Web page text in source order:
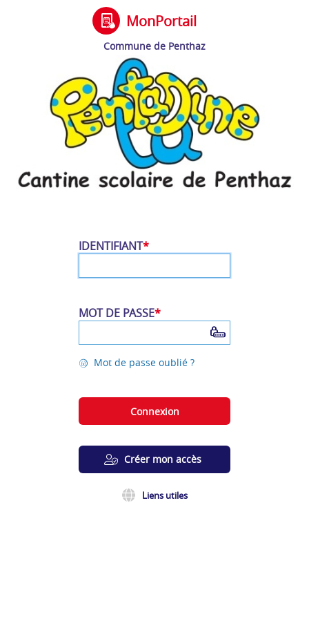
t MonPortail
Commune de Penthaz
IDENTIFIANT*
MOT DE PASSE*
°
| Mot de passe oublié ?
Connexion
\ Créer mon accès
Liens utiles